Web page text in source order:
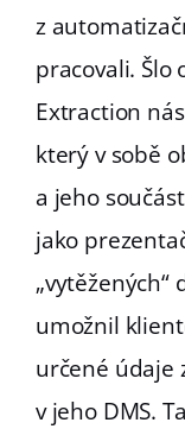
z
pracovali. Šlo
Extraction
který v sobě
a jeho
jako
umožnil
určené údaje
v jeho DMS.